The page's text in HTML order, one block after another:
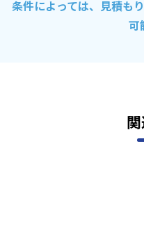
条件によっては、見積も
可